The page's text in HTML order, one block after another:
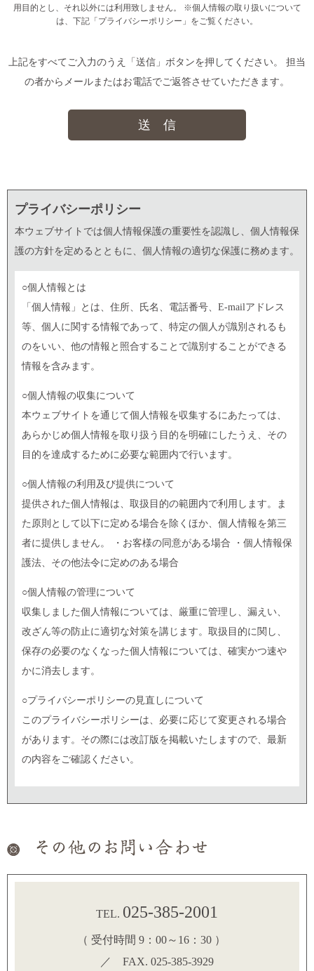
用目的とし、それ以外には利用致しません。 ※個人情報の取り扱いについて
は、下記「プライバシーポリシー」をご覧ください。
上記をすべてご入力のうえ「送信」ボタンを押してください。 担当
の者からメールまたはお電話でご返答させていただきます。
送 信
プライバシーポリシー
本ウェブサイトでは個人情報保護の重要性を認識し、個人情報保
護の方針を定めるとともに、個人情報の適切な保護に務めます。
○個人情報とは
「個人情報」とは、住所、氏名、電話番号、E-mailアドレス
等、個人に関する情報であって、特定の個人が識別されるも
のをいい、他の情報と照合することで識別することができる
情報を含みます。
○個人情報の収集について
本ウェブサイトを通じて個人情報を収集するにあたっては、
あらかじめ個人情報を取り扱う目的を明確にしたうえ、その
目的を達成するために必要な範囲内で行います。
○個人情報の利用及び提供について
提供された個人情報は、取扱目的の範囲内で利用します。ま
た原則として以下に定める場合を除くほか、個人情報を第三
者に提供しません。 ・お客様の同意がある場合 ・個人情報保
護法、その他法令に定めのある場合
○個人情報の管理について
収集しました個人情報については、厳重に管理し、漏えい、
改ざん等の防止に適切な対策を講じます。取扱目的に関し、
保存の必要のなくなった個人情報については、確実かつ速や
かに消去します。
○プライバシーポリシーの見直しについて
このプライバシーポリシーは、必要に応じて変更される場合
があります。その際には改訂版を掲載いたしますので、最新
の内容をご確認ください。
TEL. 025-385-2001
（ 受付時間 9：00～16：30 ）
／ FAX. 025-385-3929